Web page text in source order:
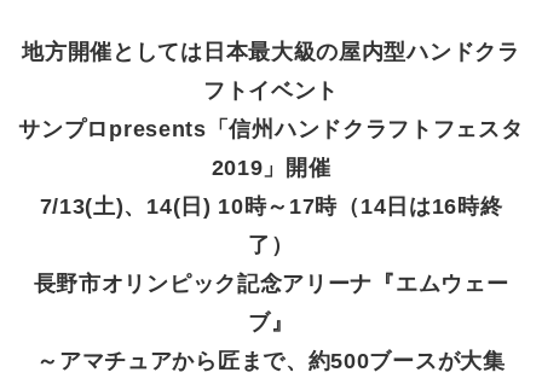
地方開催としては日本最大級の屋内型ハンドクラ
フトイベント
サンプロpresents「信州ハンドクラフトフェスタ
2019」開催
7/13(土)、14(日) 10時～17時（14日は16時終
了）
長野市オリンピック記念アリーナ『エムウェー
ブ』
～アマチュアから匠まで、約500ブースが大集